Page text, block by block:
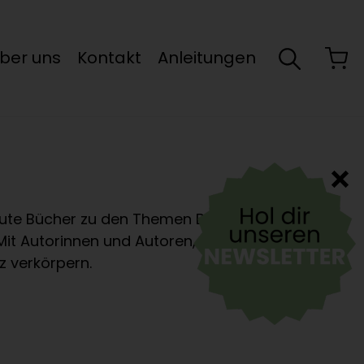
uns Kontakt Anleitungen
Bücher zu den Themen Biogarten,
Autorinnen und Autoren, die
verkörpern.